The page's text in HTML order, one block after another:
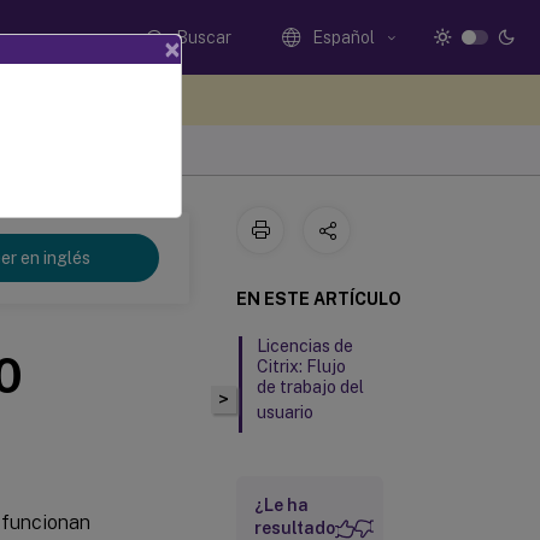
Buscar Español
en inglés
>
EN ESTE ARTÍCULO
Licencias de
Citrix: Flujo
de trabajo del
usuario
¿Le ha
resultado
×